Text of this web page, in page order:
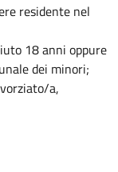
residente nel
18 anni oppure
dei minori;
a,